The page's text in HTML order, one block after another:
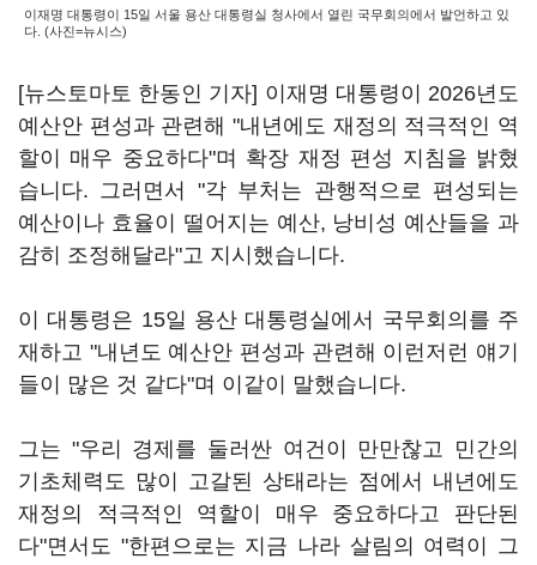
이재명 대통령이 15일 서울 용산 대통령실 청사에서 열린 국무회의에서 발언하고 있
다. (사진=뉴시스)
[뉴스토마토 한동인 기자] 이재명 대통령이 2026년도
예산안 편성과 관련해 "내년에도 재정의 적극적인 역
할이 매우 중요하다"며 확장 재정 편성 지침을 밝혔
습니다. 그러면서 "각 부처는 관행적으로 편성되는
예산이나 효율이 떨어지는 예산, 낭비성 예산들을 과
감히 조정해달라"고 지시했습니다.
이 대통령은 15일 용산 대통령실에서 국무회의를 주
재하고 "내년도 예산안 편성과 관련해 이런저런 얘기
들이 많은 것 같다"며 이같이 말했습니다.
그는 "우리 경제를 둘러싼 여건이 만만찮고 민간의
기초체력도 많이 고갈된 상태라는 점에서 내년에도
재정의 적극적인 역할이 매우 중요하다고 판단된
다"면서도 "한편으로는 지금 나라 살림의 여력이 그